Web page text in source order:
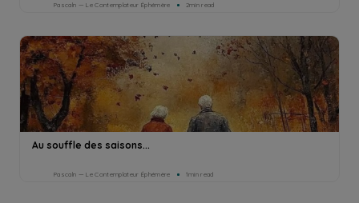
Pascaln — Le Contemplateur Éphémère 2min read
Au souffle des saisons...
Pascaln — Le Contemplateur Éphémère 1min read